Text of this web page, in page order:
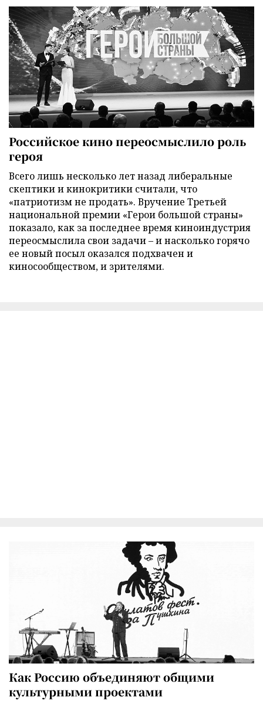
Российское кино переосмыслило роль
героя
Всего лишь несколько лет назад либеральные
скептики и кинокритики считали, что
«патриотизм не продать». Вручение Третьей
национальной премии «Герои большой страны»
показало, как за последнее время киноиндустрия
переосмыслила свои задачи – и насколько горячо
ее новый посыл оказался подхвачен и
киносообществом, и зрителями.
Как Россию объединяют общими
культурными проектами